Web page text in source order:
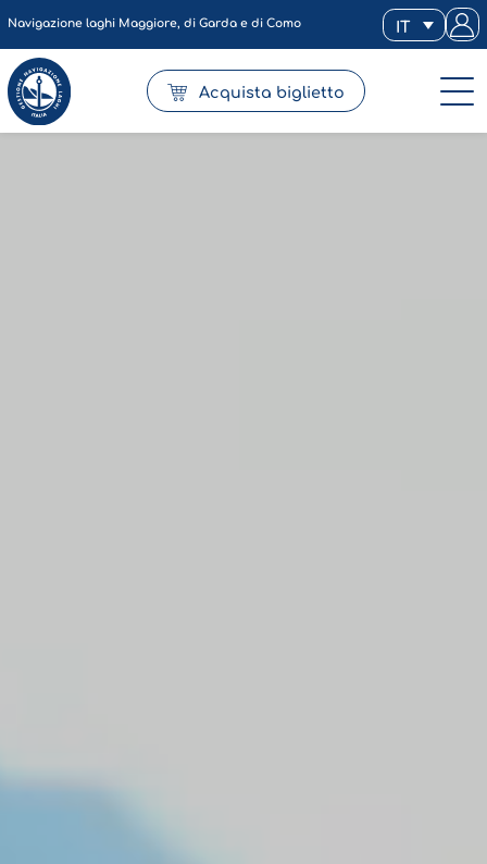
Navigazione laghi Maggiore, di Garda e di Como IT
Acquista biglietto